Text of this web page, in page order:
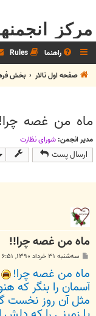
مرکز
راهنما Rules
صفحه اول تالار
بخش
ماه من غصه
مدیر انجمن: شوراي نظارت
ارسال پست
ماه من غصه چرا!!
ت
سه‌شنبه ۳۱ خرداد ۱۳۹۰, ۶:۵۱ ب.ظ
ماه من غصه چرا!
آسمان را بنگر که
مثل آن روز نخست